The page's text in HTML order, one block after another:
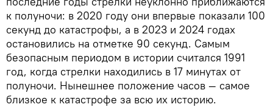
к полуночи: в 2020 году они впервые показали 100
секунд до катастрофы, а в 2023 и 2024 годах
остановились на отметке 90 секунд. Самым
безопасным периодом в истории считался 1991
год, когда стрелки находились в 17 минутах от
полуночи. Нынешнее положение часов — самое
близкое к катастрофе за всю их историю.